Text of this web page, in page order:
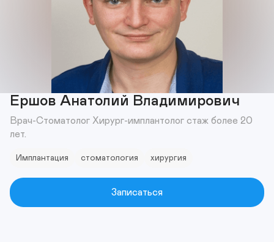
Ершов Анатолий Владимирович
Врач-Стоматолог Хирург-имплантолог стаж более 20
лет.
Имплантация стоматология хирургия
Записаться